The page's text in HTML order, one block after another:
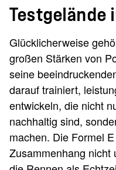
Testgelände
Glücklicherweise
großen Stärken von
seine
darauf trainiert,
entwickeln, die nicht
nachhaltig sind,
machen. Die Formel
Zusammenhang nicht